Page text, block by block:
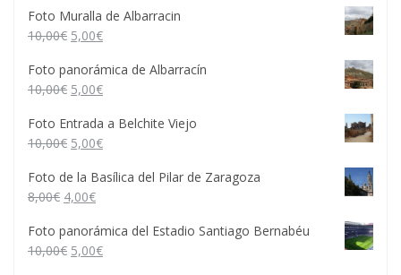
Foto Muralla de Albarracin
10,00€ 5,00€
Foto panorámica de Albarracín
10,00€ 5,00€
Foto Entrada a Belchite Viejo
10,00€ 5,00€
Foto de la Basílica del Pilar de Zaragoza
8,00€ 4,00€
Foto panorámica del Estadio Santiago Bernabéu
10,00€ 5,00€